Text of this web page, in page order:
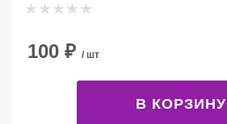
100 ₽ / шт
В КОРЗИНУ